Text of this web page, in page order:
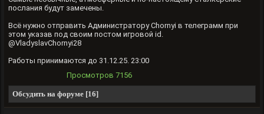
послания будут замечены.
Всё нужно отправить Администратору Chornyi в телеграмм при
этом указав под своим постом игровой id.
@VladyslavChornyi28
Работы принимаются до 31.12.25. 23:00
Просмотров 7156
Обсудить на форуме [16]